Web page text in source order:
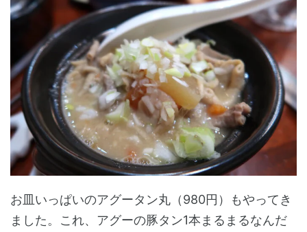
お皿いっぱいのアグータン丸（980円）もやってき
ました。これ、アグーの豚タン1本まるまるなんだ